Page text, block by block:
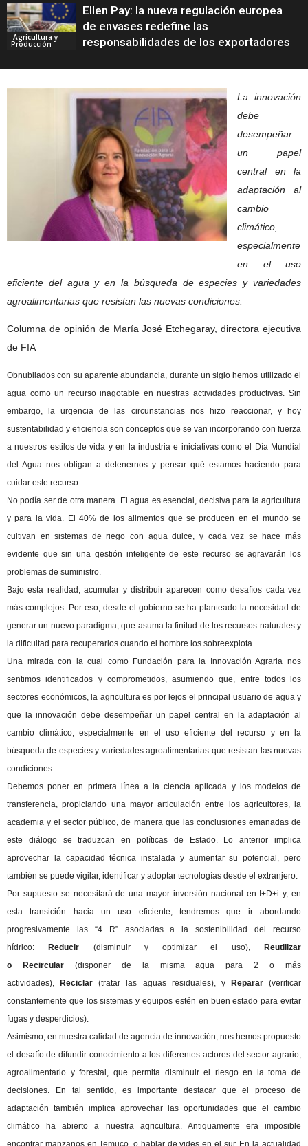
Agricultura y
Producción
Ellen Pay: la nueva regulación europea
de envases redefine las
responsabilidades de los exportadores
La innovación
debe
desempeñar
un papel
central en la
adaptación al
cambio
climático,
especialmente
en el uso
eficiente del agua y en la búsqueda de especies y variedades
agroalimentarias que resistan las nuevas condiciones.
Columna de opinión de María José Etchegaray, directora ejecutiva
de FIA
Obnubilados con su aparente abundancia, durante un siglo hemos utilizado el
agua como un recurso inagotable en nuestras actividades productivas. Sin
embargo, la urgencia de las circunstancias nos hizo reaccionar, y hoy
sustentabilidad y eficiencia son conceptos que se van incorporando con fuerza
a nuestros estilos de vida y en la industria e iniciativas como el Día Mundial
del Agua nos obligan a detenernos y pensar qué estamos haciendo para
cuidar este recurso.
No podía ser de otra manera. El agua es esencial, decisiva para la agricultura
y para la vida. El 40% de los alimentos que se producen en el mundo se
cultivan en sistemas de riego con agua dulce, y cada vez se hace más
evidente que sin una gestión inteligente de este recurso se agravarán los
problemas de suministro.
Bajo esta realidad, acumular y distribuir aparecen como desafíos cada vez
más complejos. Por eso, desde el gobierno se ha planteado la necesidad de
generar un nuevo paradigma, que asuma la finitud de los recursos naturales y
la dificultad para recuperarlos cuando el hombre los sobreexplota.
Una mirada con la cual como Fundación para la Innovación Agraria nos
sentimos identificados y comprometidos, asumiendo que, entre todos los
sectores económicos, la agricultura es por lejos el principal usuario de agua y
que la innovación debe desempeñar un papel central en la adaptación al
cambio climático, especialmente en el uso eficiente del recurso y en la
búsqueda de especies y variedades agroalimentarias que resistan las nuevas
condiciones.
Debemos poner en primera línea a la ciencia aplicada y los modelos de
transferencia, propiciando una mayor articulación entre los agricultores, la
academia y el sector público, de manera que las conclusiones emanadas de
este diálogo se traduzcan en políticas de Estado. Lo anterior implica
aprovechar la capacidad técnica instalada y aumentar su potencial, pero
también se puede vigilar, identificar y adoptar tecnologías desde el extranjero.
Por supuesto se necesitará de una mayor inversión nacional en I+D+i y, en
esta transición hacia un uso eficiente, tendremos que ir abordando
progresivamente las “4 R” asociadas a la sostenibilidad del recurso
hídrico:Reducir (disminuir y optimizar el uso),Reutilizar
o
Recircular(disponer de la misma agua para 2 o más
actividades),Reciclar (tratar las aguas residuales), y Reparar(verificar
constantemente que los sistemas y equipos estén en buen estado para evitar
fugas y desperdicios).
Asimismo, en nuestra calidad de agencia de innovación, nos hemos propuesto
el desafío de difundir conocimiento a los diferentes actores del sector agrario,
agroalimentario y forestal, que permita disminuir el riesgo en la toma de
decisiones. En tal sentido, es importante destacar que el proceso de
adaptación también implica aprovechar las oportunidades que el cambio
climático ha abierto a nuestra agricultura. Antiguamente era imposible
encontrar manzanos en Temuco, o hablar de vides en el sur. En la actualidad